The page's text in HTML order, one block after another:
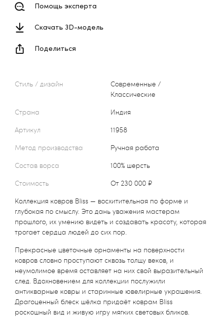
Стиль / дизайн
Современные /
Классические
Страна
Индия
Артикул
11958
Метод производства
Ручная работа
Состав ворса
100% шерсть
Стоимость
от 230 000 ₽
Коллекция ковров Bliss — восхитительная по форме и
глубокая по смыслу. Это дань уважения мастерам
прошлого, их умению видеть и создавать красоту, которая
трогает сердца людей до сих пор.
Прекрасные цветочные орнаменты на поверхности
ковров словно проступают сквозь толщу веков, и
неумолимое время оставляет на них свой выразительный
след. Вдохновением для коллекции послужили
антикварные ковры и старинные ювелирные украшения.
Драгоценный блеск шёлка придаёт коврам Bliss
роскошный вид и живую игру мягких световых бликов.
Помощь эксперта
Скачать 3D-модель
Поделиться